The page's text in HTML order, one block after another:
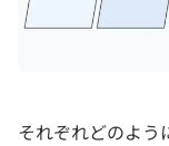
それぞれどのよう